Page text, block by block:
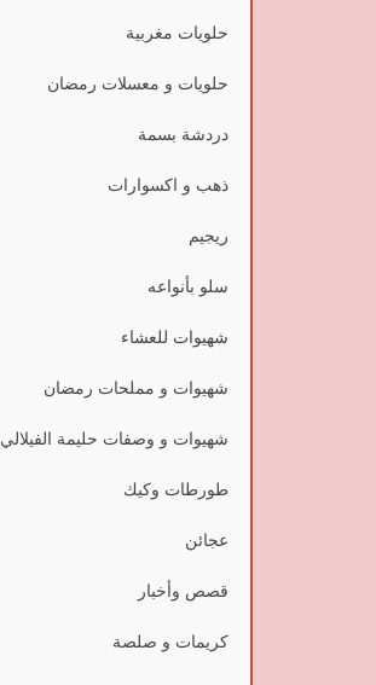
حلويات مغربية
حلويات و معسلات رمضان
دردشة بسمة
ذهب و اكسوارات
ريجيم
سلو بأنواعه
شهيوات للعشاء
شهيوات و مملحات رمضان
شهيوات و وصفات حليمة الفيلالي
طورطات وكيك
عجائن
قصص وأخبار
كريمات و صلصة